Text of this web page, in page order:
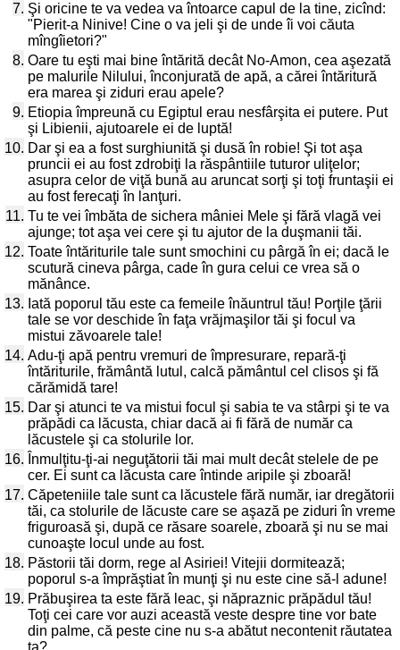
7. Şi oricine te va vedea va întoarce capul de la tine, zicînd:
"Pierit-a Ninive! Cine o va jeli şi de unde îi voi căuta
mîngîietori?"
8. Oare tu eşti mai bine întărită decât No-Amon, cea aşezată
pe malurile Nilului, înconjurată de apă, a cărei întăritură
era marea şi ziduri erau apele?
9. Etiopia împreună cu Egiptul erau nesfârşita ei putere. Put
şi Libienii, ajutoarele ei de luptă!
10. Dar şi ea a fost surghiunită şi dusă în robie! Şi tot aşa
pruncii ei au fost zdrobiţi la răspântiile tuturor uliţelor;
asupra celor de viţă bună au aruncat sorţi şi toţi fruntaşii ei
au fost ferecaţi în lanţuri.
11. Tu te vei îmbăta de sichera mâniei Mele şi fără vlagă vei
ajunge; tot aşa vei cere şi tu ajutor de la duşmanii tăi.
12. Toate întăriturile tale sunt smochini cu pârgă în ei; dacă le
scutură cineva pârga, cade în gura celui ce vrea să o
mănânce.
13. Iată poporul tău este ca femeile înăuntrul tău! Porţile ţării
tale se vor deschide în faţa vrăjmaşilor tăi şi focul va
mistui zăvoarele tale!
14. Adu-ţi apă pentru vremuri de împresurare, repară-ţi
întăriturile, frământă lutul, calcă pământul cel clisos şi fă
cărămidă tare!
15. Dar şi atunci te va mistui focul şi sabia te va stârpi şi te va
prăpădi ca lăcusta, chiar dacă ai fi fără de număr ca
lăcustele şi ca stolurile lor.
16. Înmulţitu-ţi-ai neguţătorii tăi mai mult decât stelele de pe
cer. Ei sunt ca lăcusta care întinde aripile şi zboară!
17. Căpeteniile tale sunt ca lăcustele fără număr, iar dregătorii
tăi, ca stolurile de lăcuste care se aşază pe ziduri în vreme
friguroasă şi, după ce răsare soarele, zboară şi nu se mai
cunoaşte locul unde au fost.
18. Păstorii tăi dorm, rege al Asiriei! Vitejii dormitează;
poporul s-a împrăştiat în munţi şi nu este cine să-l adune!
19. Prăbuşirea ta este fără leac, şi năpraznic prăpădul tău!
Toţi cei care vor auzi această veste despre tine vor bate
din palme, că peste cine nu s-a abătut necontenit răutatea
ta?